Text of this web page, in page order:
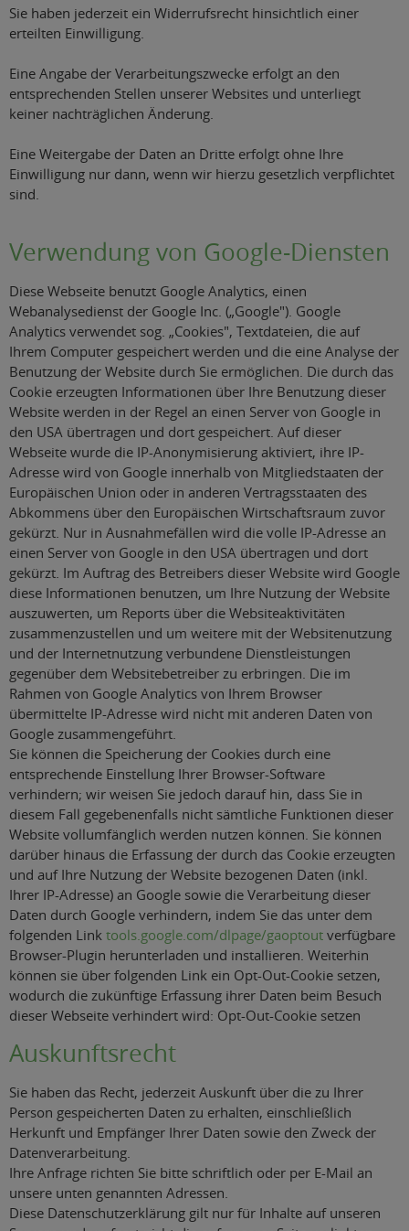
Sie haben jederzeit ein Widerrufsrecht hinsichtlich einer
erteilten Einwilligung.
Eine Angabe der Verarbeitungszwecke erfolgt an den
entsprechenden Stellen unserer Websites und unterliegt
keiner nachträglichen Änderung.
Eine Weitergabe der Daten an Dritte erfolgt ohne Ihre
Einwilligung nur dann, wenn wir hierzu gesetzlich verpflichtet
sind.
Verwendung von Google-Diensten
Diese Webseite benutzt Google Analytics, einen
Webanalysedienst der Google Inc. („Google"). Google
Analytics verwendet sog. „Cookies", Textdateien, die auf
Ihrem Computer gespeichert werden und die eine Analyse der
Benutzung der Website durch Sie ermöglichen. Die durch das
Cookie erzeugten Informationen über Ihre Benutzung dieser
Website werden in der Regel an einen Server von Google in
den USA übertragen und dort gespeichert. Auf dieser
Webseite wurde die IP-Anonymisierung aktiviert, ihre IP-
Adresse wird von Google innerhalb von Mitgliedstaaten der
Europäischen Union oder in anderen Vertragsstaaten des
Abkommens über den Europäischen Wirtschaftsraum zuvor
gekürzt. Nur in Ausnahmefällen wird die volle IP-Adresse an
einen Server von Google in den USA übertragen und dort
gekürzt. Im Auftrag des Betreibers dieser Website wird Google
diese Informationen benutzen, um Ihre Nutzung der Website
auszuwerten, um Reports über die Websiteaktivitäten
zusammenzustellen und um weitere mit der Websitenutzung
und der Internetnutzung verbundene Dienstleistungen
gegenüber dem Websitebetreiber zu erbringen. Die im
Rahmen von Google Analytics von Ihrem Browser
übermittelte IP-Adresse wird nicht mit anderen Daten von
Google zusammengeführt.
Sie können die Speicherung der Cookies durch eine
entsprechende Einstellung Ihrer Browser-Software
verhindern; wir weisen Sie jedoch darauf hin, dass Sie in
diesem Fall gegebenenfalls nicht sämtliche Funktionen dieser
Website vollumfänglich werden nutzen können. Sie können
darüber hinaus die Erfassung der durch das Cookie erzeugten
und auf Ihre Nutzung der Website bezogenen Daten (inkl.
Ihrer IP-Adresse) an Google sowie die Verarbeitung dieser
Daten durch Google verhindern, indem Sie das unter dem
folgenden Link tools.google.com/dlpage/gaoptout verfügbare
Browser-Plugin herunterladen und installieren. Weiterhin
können sie über folgenden Link ein Opt-Out-Cookie setzen,
wodurch die zukünftige Erfassung ihrer Daten beim Besuch
dieser Webseite verhindert wird: Opt-Out-Cookie setzen
Auskunftsrecht
Sie haben das Recht, jederzeit Auskunft über die zu Ihrer
Person gespeicherten Daten zu erhalten, einschließlich
Herkunft und Empfänger Ihrer Daten sowie den Zweck der
Datenverarbeitung.
Ihre Anfrage richten Sie bitte schriftlich oder per E-Mail an
unsere unten genannten Adressen.
Diese Datenschutzerklärung gilt nur für Inhalte auf unseren